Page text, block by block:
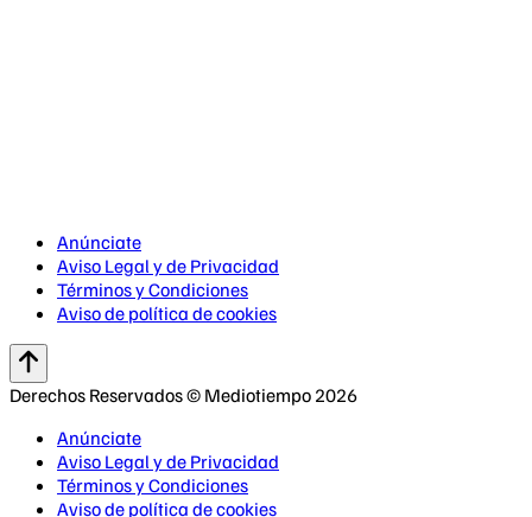
Anúnciate
Aviso Legal y de Privacidad
Términos y Condiciones
Aviso de política de cookies
Derechos Reservados © Mediotiempo 2026
Anúnciate
Aviso Legal y de Privacidad
Términos y Condiciones
Aviso de política de cookies